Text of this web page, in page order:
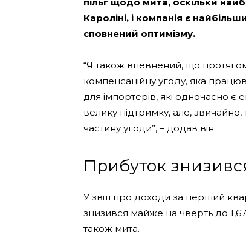
Кароліні, і компанія є
сповнений оптимізму.
“Я також впевнений, що
компенсаційну угоду, яка
для імпортерів, які одночасно є
велику підтримку, але,
частину угоди”, – додав він.
Прибуток
У звіті про доходи за перший
знизився майже на чверть до
також мита.